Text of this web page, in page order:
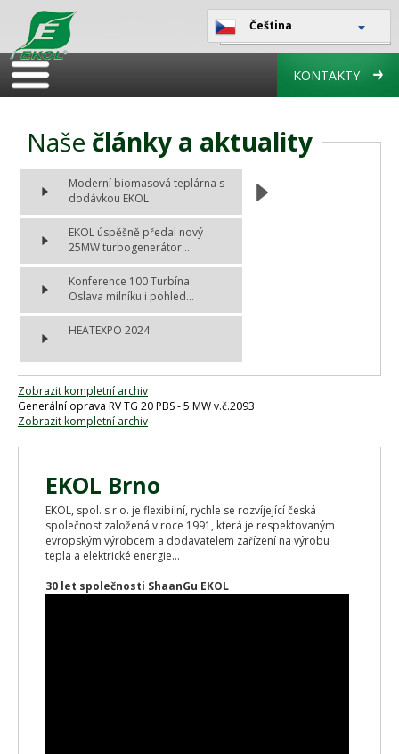
Čeština
KONTAKTY
Naše články a aktuality
Moderní biomasová teplárna s
dodávkou EKOL
EKOL úspěšně předal nový
25MW turbogenerátor...
Konference 100 Turbína:
Oslava milníku i pohled...
HEATEXPO 2024
Zobrazit kompletní archiv
Generální oprava RV TG 20 PBS - 5 MW v.č.2093
Zobrazit kompletní archiv
EKOL Brno
EKOL, spol. s r.o. je flexibilní, rychle se rozvíjející česká
společnost založená v roce 1991, která je respektovaným
evropským výrobcem a dodavatelem zařízení na výrobu
tepla a elektrické energie...
30 let společnosti ShaanGu EKOL